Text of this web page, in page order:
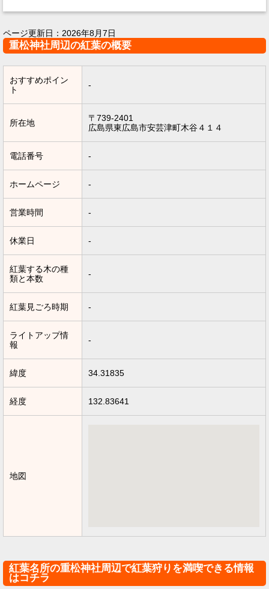
ページ更新日： 2026年8月7日
重松神社周辺の紅葉の概要
おすすめポイン
ト
-
所在地
〒739-2401
広島県東広島市安芸津町木谷４１４
電話番号 -
ホームページ -
営業時間 -
休業日 -
紅葉する木の種
類と本数
-
紅葉見ごろ時期 -
ライトアップ情
報
-
緯度 34.31835
経度 132.83641
地図
紅葉名所の重松神社周辺で紅葉狩りを満喫できる情報
はコチラ